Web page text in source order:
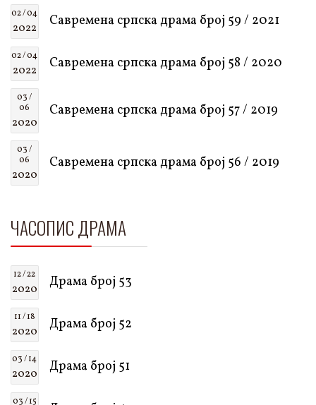
02 / 04
2022 Савремена српска драма број 59 / 2021
02 / 04
2022 Савремена српска драма број 58 / 2020
03 /
06
2020
Савремена српска драма број 57 / 2019
03 /
06
2020
Савремена српска драма број 56 / 2019
ЧАСОПИС ДРАМА
12 / 22
2020 Драма број 53
11 / 18
2020 Драма број 52
03 / 14
2020 Драма број 51
03 / 15